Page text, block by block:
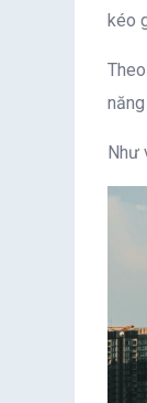
kéo
Như